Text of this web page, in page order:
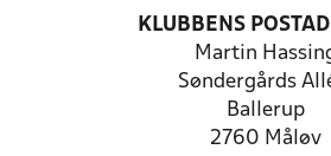
KLUBBENS
Martin
Søndergårds
Ballerup
2760 Måløv